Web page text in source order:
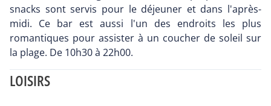
snacks sont servis pour le déjeuner et dans l'après-
midi. Ce bar est aussi l'un des endroits les plus
romantiques pour assister à un coucher de soleil sur
la plage. De 10h30 à 22h00.
LOISIRS